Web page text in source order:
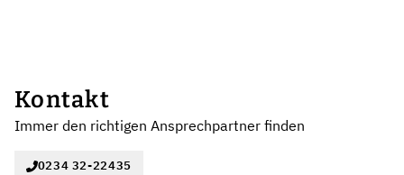
Kontakt
Immer den richtigen Ansprechpartner finden
0234 32-22435